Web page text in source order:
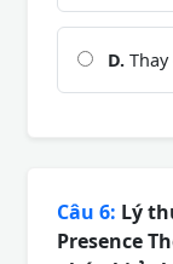
D.
Câu 6: Lý
Presence